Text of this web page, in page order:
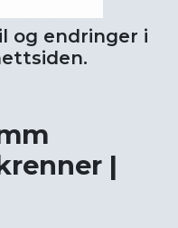
og endringer i
|